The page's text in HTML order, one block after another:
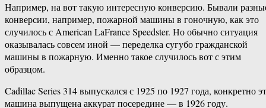
Например, на вот такую интересную конверсию. Бывали
конверсии, например, пожарной машины в гоночную, как это
случилось с American LaFrance Speedster. Но обычно ситуация
оказывалась совсем иной — переделка сугубо гражданской
машины в пожарную. Именно такое случилось вот с этим
образцом.
Cadillac Series 314 выпускался с 1925 по 1927 года, конкретно
машина выпущена аккурат посередине — в 1926 году.